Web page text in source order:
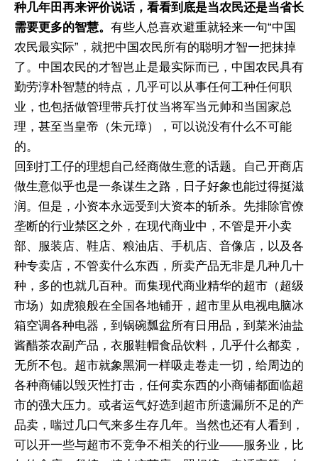
种几年田再来评价说话，看看到底是当农民还是当省长
需要更多的智慧。 有些人总喜欢避重就轻来一句“中国
农民最实际”，就把中国农民所有的聪明才智一把抹掉
了。中国农民的才智岂止是最实际而已，中国农民具有
勤劳淳朴智慧的特点，几乎可以从事任何工种任何职
业，也包括做管理带兵打仗当将军当元帅和当国家总
理，甚至当皇帝（朱元璋），可以说没有什么不可能
的。
回到打工仔的理想自己经商做生意的话题。自己开商店
做生意似乎也是一条谋生之路，日子好象也能过得挺滋
润。但是，小资本永远受到大资本的斩杀。先排除官僚
垄断的行业禁区之外，在现代商业中，不管是开小卖
部、服装店、鞋店、粮油店、手机店、音像店，以及各
种专卖店，不管卖什么东西，所卖产品无非是几种几十
种，多的也就几百种。而集现代商业精华的超市（超级
市场）如虎狼般在全国各地铺开，超市里从电视电脑冰
箱空调各种电器，到锅碗瓢盆所有日用品，到菜米油盐
酱醋茶农副产品，衣服鞋帽食品饮料，几乎什么都卖，
无所不包。超市就象黑洞一样吸走卷走一切，给周边的
各种商铺以毁灭性打击，任何卖东西的小商铺都面临超
市的强大压力。或者运气好选到超市所遗漏所不足的产
品卖，喘过几口气来多生存几年。当然也还有人看到，
可以开一些与超市不竞争不相关的行业——服务业，比